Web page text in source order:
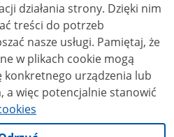
strony. Dzięki nim
treści do potrzeb
usługi. Pamiętaj, że
w plikach cookie mogą
konkretnego urządzenia lub
a więc potencjalnie stanowić